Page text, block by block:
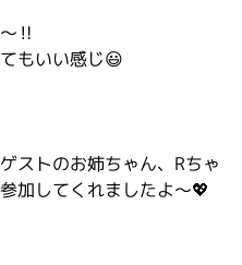
‼️
もいい感じ😃
ストのお姉ちゃん、Rちゃ
加してくれましたよ〜💖